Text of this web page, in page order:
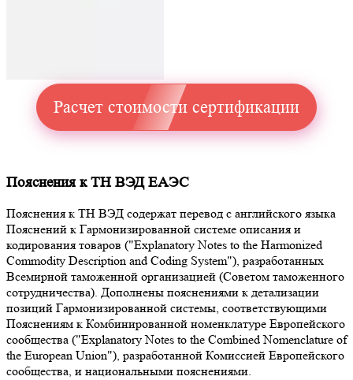
Расчет стоимости сертификации
Пояснения к ТН ВЭД ЕАЭС
Пояснения к ТН ВЭД содержат перевод с английского языка
Пояснений к Гармонизированной системе описания и
кодирования товаров ("Explanatory Notes to the Harmonized
Commodity Description and Coding System"), разработанных
Всемирной таможенной организацией (Советом таможенного
сотрудничества). Дополнены пояснениями к детализации
позиций Гармонизированной системы, соответствующими
Пояснениям к Комбинированной номенклатуре Европейского
сообщества ("Explanatory Notes to the Combined Nomenclature of
the European Union"), разработанной Комиссией Европейского
сообщества, и национальными пояснениями.